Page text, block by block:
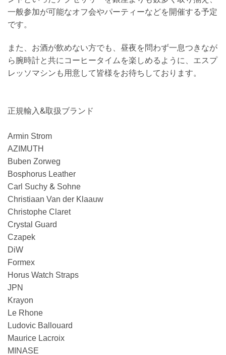
一般参加が可能なオフ会やパーティーなどを開催する予定
です。
また、お酒が飲めない方でも、昼夜を問わず一息つきなが
ら腕時計と共にコーヒータイムを楽しめるように、エスプ
レッソマシンも用意して皆様をお待ちしております。
正規輸入&取扱ブランド
Armin Strom
AZIMUTH
Buben Zorweg
Bosphorus Leather
Carl Suchy & Sohne
Christiaan Van der Klaauw
Christophe Claret
Crystal Guard
Czapek
DiW
Formex
Horus Watch Straps
JPN
Krayon
Le Rhone
Ludovic Ballouard
Maurice Lacroix
MINASE